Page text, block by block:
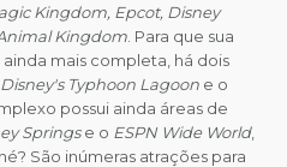
Kingdom, Epcot, Disney
Kingdom . Para que sua
mais completa, há dois
Disney's Typhoon Lagoon e o
possui ainda áreas de
Springse o ESPN Wide World,
São inúmeras atrações para